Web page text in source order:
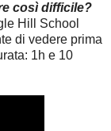
così difficile?
Hill School
di vedere prima
1h e 10